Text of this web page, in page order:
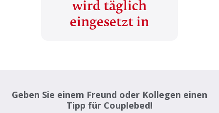
wird täglich
eingesetzt in
Geben Sie einem Freund oder Kollegen einen
Tipp für Couplebed!